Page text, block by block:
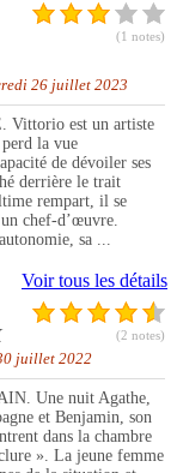
(1 notes)
26 juillet 2023
Vittorio est un artiste
la vue
de dévoiler ses
derrière le trait
rempart, il se
chef-d’œuvre.
sa ...
Voir tous les détails
(2 notes)
juillet 2022
Une nuit Agathe,
et Benjamin, son
dans la chambre
». La jeune femme